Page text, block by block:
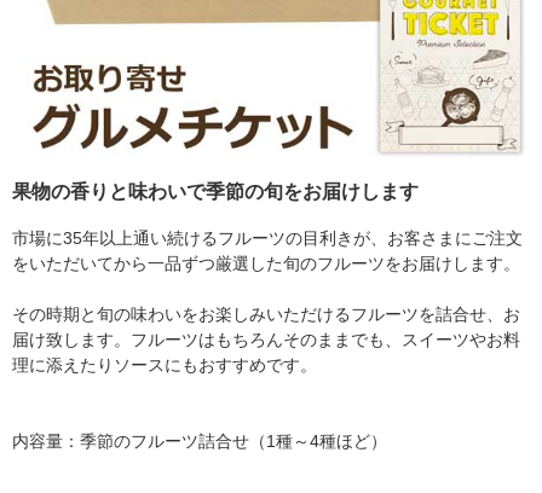
果物の香りと味わいで季節の旬をお届けします
市場に35年以上通い続けるフルーツの目利きが、お客さまにご注文
をいただいてから一品ずつ厳選した旬のフルーツをお届けします。
その時期と旬の味わいをお楽しみいただけるフルーツを詰合せ、お
届け致します。フルーツはもちろんそのままでも、スイーツやお料
理に添えたりソースにもおすすめです。
内容量：季節のフルーツ詰合せ（1種～4種ほど）